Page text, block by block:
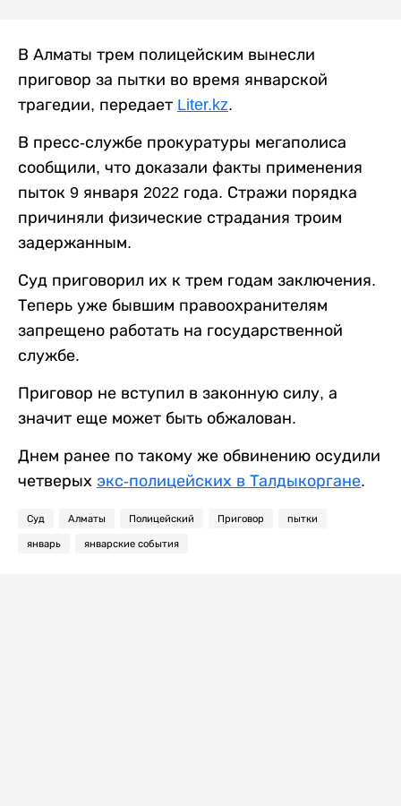
В Алматы трем полицейским вынесли
приговор за пытки во время январской
трагедии, передает Liter.kz.
В пресс-службе прокуратуры мегаполиса
сообщили, что доказали факты применения
пыток 9 января 2022 года. Стражи порядка
причиняли физические страдания троим
задержанным.
Суд приговорил их к трем годам заключения.
Теперь уже бывшим правоохранителям
запрещено работать на государственной
службе.
Приговор не вступил в законную силу, а
значит еще может быть обжалован.
Днем ранее по такому же обвинению осудили
четверых экс-полицейских в Талдыкоргане.
Суд Алматы Полицейский Приговор пытки
январь январские события